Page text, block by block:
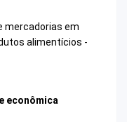
mercadorias em
alimentícios -
econômica